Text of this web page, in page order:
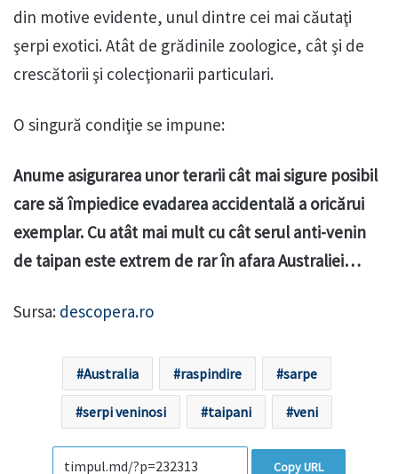
din motive evidente, unul dintre cei mai căutaţi
şerpi exotici. Atât de grădinile zoologice, cât şi de
crescătorii şi colecţionarii particulari.
O singură condiţie se impune:
Anume asigurarea unor terarii cât mai sigure posibil
care să împiedice evadarea accidentală a oricărui
exemplar. Cu atât mai mult cu cât serul anti-venin
de taipan este extrem de rar în afara Australiei…
Sursa: descopera.ro
Australia raspindire sarpe
serpi veninosi taipani veni
Copy URL